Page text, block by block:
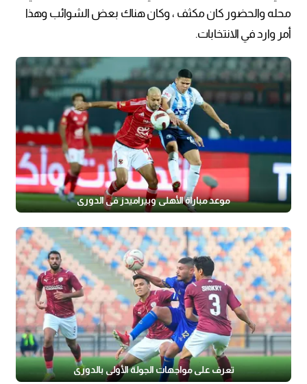
محله والحضور كان مكثف ، وكان هناك بعض الشوائب وهذا
أمر وارد في الانتخابات.
موعد مباراة الأهلي وبيراميدز في الدوري
تعرف على مواجهات الجولة الأولى بالدوري